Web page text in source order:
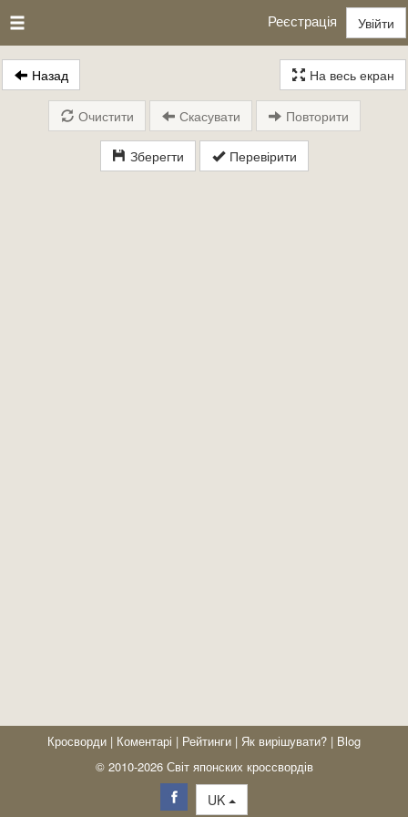
Реєстрація Увійти
Назад На весь екран
Зберегти Перевірити
Очистити Скасувати Повторити
Кросворди | Коментарі | Рейтинги | Як вирішувати? | Blog
© 2010-2026 Світ японских кроссвордів
UK